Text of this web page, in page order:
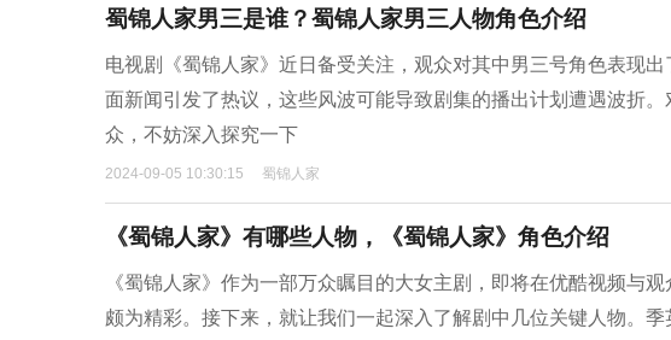
蜀锦人家男三是谁？蜀锦人家男三人物角色介绍
电视剧《蜀锦人家》近日备受关注，观众对其中男三号角色表现
面新闻引发了热议，这些风波可能导致剧集的播出计划遭遇波折
众，不妨深入探究一下
2024-09-05 10:30:15 蜀锦人家
《蜀锦人家》有哪些人物，《蜀锦人家》角色介绍
《蜀锦人家》作为一部万众瞩目的大女主剧，即将在优酷视频与
颇为精彩。接下来，就让我们一起深入了解剧中几位关键人物。